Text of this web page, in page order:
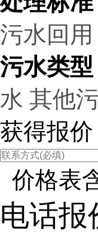
污水回用
污水类型
水 其他
获得报价
价格表
电话报